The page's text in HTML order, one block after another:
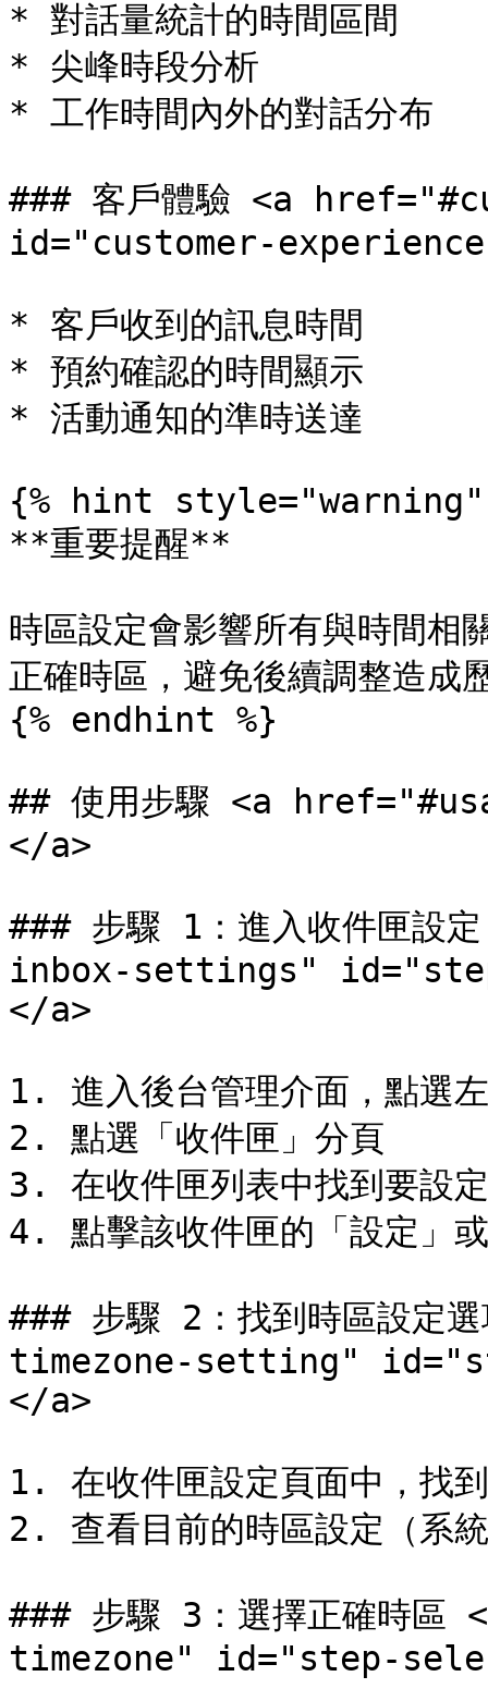
* 對話量統計的時間區間
* 尖峰時段分析
* 工作時間內外的對話分布
### 客戶體驗 <a
id="customer-
* 客戶收到的訊息時間
* 預約確認的時間顯示
* 活動通知的準時送達
{% hint style="warning"
**重要提醒**
時區設定會影響所有與時間相
正確時區，避免後續調整造成
{% endhint %}
## 使用步驟 <a
</a>
### 步驟 1：進入收件匣
inbox-settings"
</a>
1. 進入後台管理介面，點選
2. 點選「收件匣」分頁
3. 在收件匣列表中找到要設
4. 點擊該收件匣的「設定」
### 步驟 2：找到時區設
timezone-setting"
</a>
1. 在收件匣設定頁面中，找
2. 查看目前的時區設定（系
### 步驟 3：選擇正確時
timezone" id="step-